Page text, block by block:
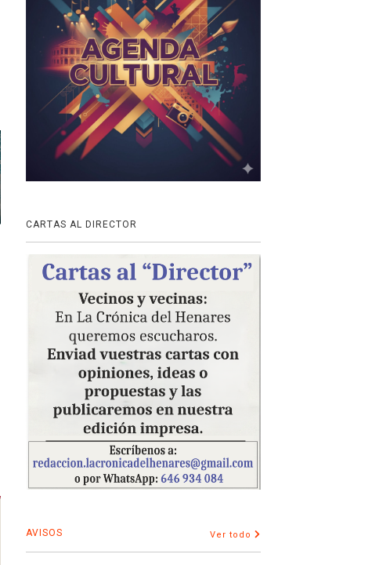
CARTAS AL DIRECTOR
AVISOS Ver todo